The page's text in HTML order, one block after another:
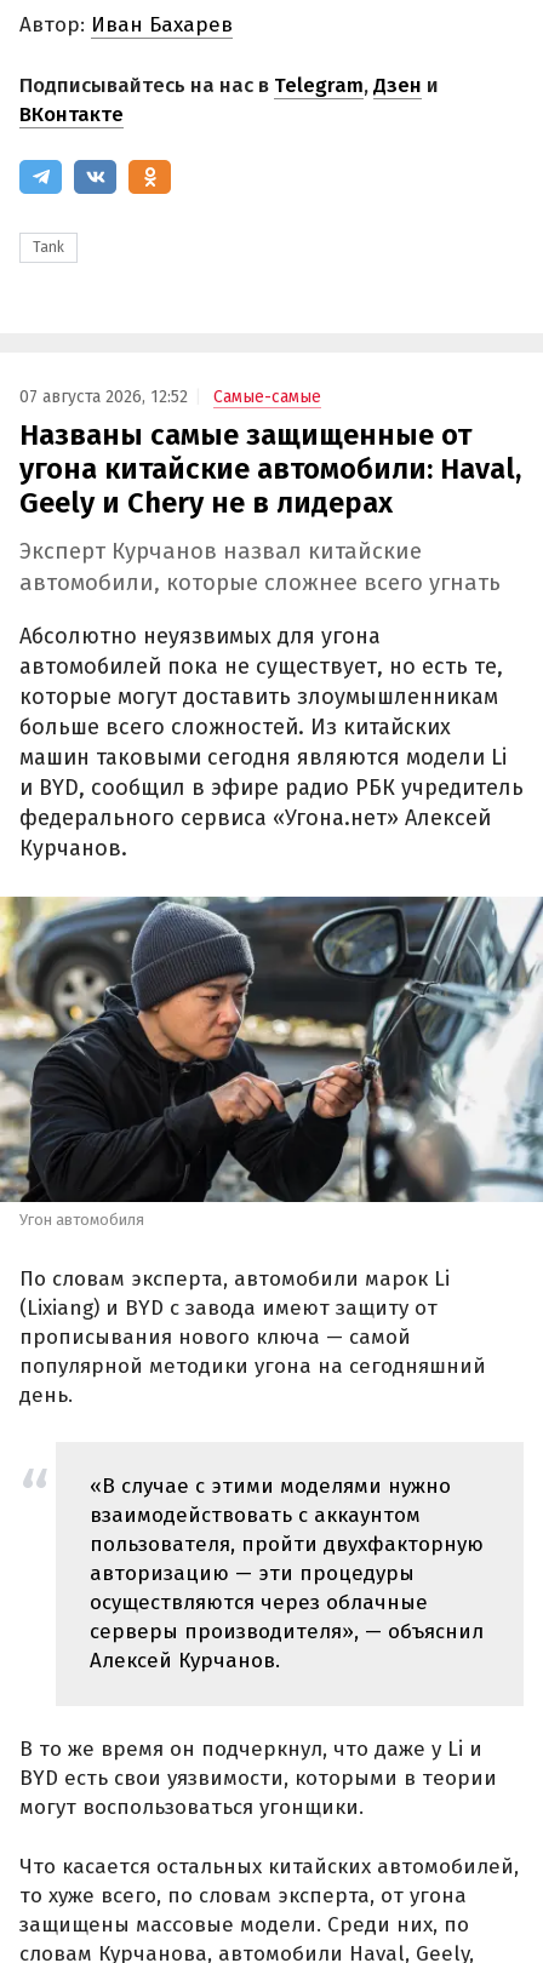
Автор: Иван Бахарев
Подписывайтесь на нас в Telegram,Дзен и
ВКонтакте
Tank
07 августа 2026, 12:52 Самые-самые
Названы самые защищенные от
угона китайские автомобили: Haval,
Geely и Chery не в лидерах
Эксперт Курчанов назвал китайские
автомобили, которые сложнее всего угнать
Абсолютно неуязвимых для угона
автомобилей пока не существует, но есть те,
которые могут доставить злоумышленникам
больше всего сложностей. Из китайских
машин таковыми сегодня являются модели Li
и BYD, сообщил в эфире радио РБК учредитель
федерального сервиса «Угона.нет» Алексей
Курчанов.
Угон автомобиля
По словам эксперта, автомобили марок Li
(Lixiang) и BYD с завода имеют защиту от
прописывания нового ключа — самой
популярной методики угона на сегодняшний
день.
«В случае с этими моделями нужно
взаимодействовать с аккаунтом
пользователя, пройти двухфакторную
авторизацию — эти процедуры
осуществляются через облачные
серверы производителя», — объяснил
Алексей Курчанов.
В то же время он подчеркнул, что даже у Li и
BYD есть свои уязвимости, которыми в теории
могут воспользоваться угонщики.
Что касается остальных китайских автомобилей,
то хуже всего, по словам эксперта, от угона
защищены массовые модели. Среди них, по
словам Курчанова, автомобили Haval, Geely,